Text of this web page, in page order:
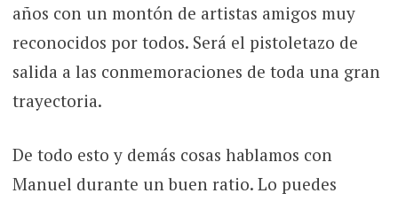
años con un montón de artistas amigos muy
reconocidos por todos. Será el pistoletazo de
salida a las conmemoraciones de toda una gran
trayectoria.
De todo esto y demás cosas hablamos con
Manuel durante un buen ratio. Lo puedes